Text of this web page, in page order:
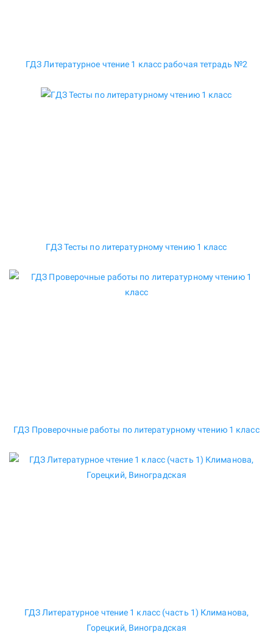
ГДЗ Литературное чтение 1 класс рабочая тетрадь №2
ГДЗ Тесты по литературному чтению 1 класс
ГДЗ Проверочные работы по литературному чтению 1 класс
ГДЗ Литературное чтение 1 класс (часть 1) Климанова,
Горецкий, Виноградская